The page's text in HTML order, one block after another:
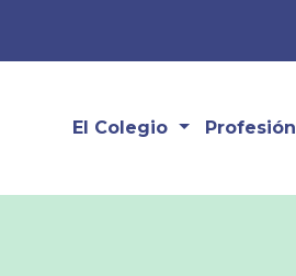
El Colegio Profesión